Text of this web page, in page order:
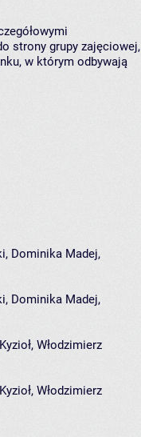
strony grupy zajęciowej,
w którym odbywają
Dominika Madej,
, Dominika Madej,
Włodzimierz
, Włodzimierz